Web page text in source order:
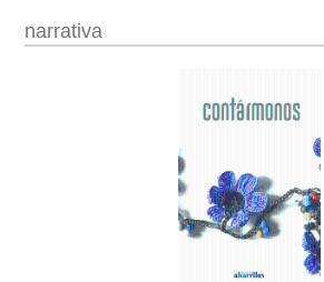
narrativa